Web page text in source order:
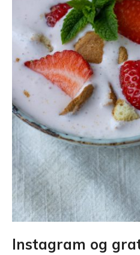
Instagram og